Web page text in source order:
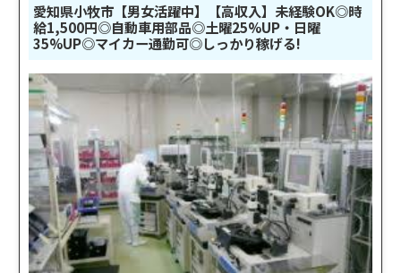
愛知県小牧市【男女活躍中】【高収入】未経験OK◎時
給1,500円◎自動車用部品◎土曜25%UP・日曜
35%UP◎マイカー通勤可◎しっかり稼げる!